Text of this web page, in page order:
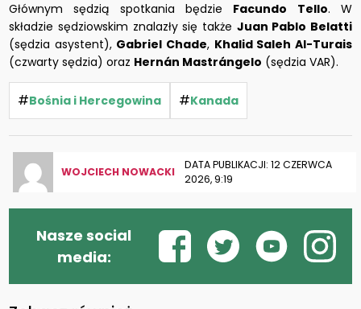
Głównym sędzią spotkania będzie Facundo Tello. W
składzie sędziowskim znalazły się także Juan Pablo Belatti
(sędzia asystent), Gabriel Chade, Khalid Saleh Al-Turais
(czwarty sędzia) oraz Hernán Mastrángelo (sędzia VAR).
#Bośnia i Hercegowina #Kanada
WOJCIECH NOWACKI
DATA PUBLIKACJI: 12 CZERWCA
2026, 9:19
Nasze social
media: